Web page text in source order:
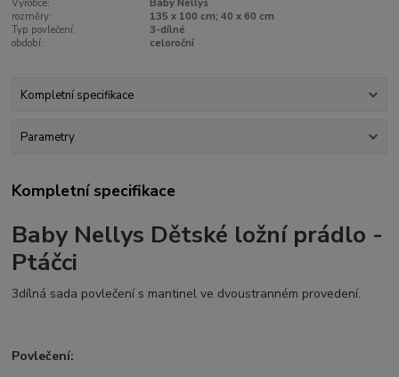
Výrobce:
Baby Nellys
rozměry:
135 x 100 cm; 40 x 60 cm
Typ povlečení:
3-dílné
období:
celoroční
Kompletní specifikace
Parametry
Kompletní specifikace
Baby Nellys Dětské ložní prádlo -
Ptáčci
3dílná sada povlečení s mantinel ve dvoustranném provedení.
Povlečení: